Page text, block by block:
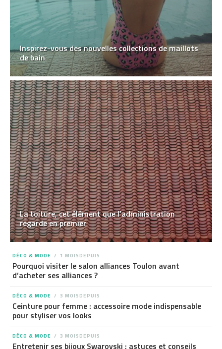
Inspirez-vous des nouvelles collections de maillots
de bain
La toiture, cet élément que l’administration
regarde en premier
DÉCO & MODE 1 MOISDEPUIS
Pourquoi visiter le salon alliances Toulon avant
d’acheter ses alliances ?
DÉCO & MODE 3 MOISDEPUIS
Ceinture pour femme : accessoire mode indispensable
pour styliser vos looks
DÉCO & MODE 3 MOISDEPUIS
Entretenir ses bijoux Swarovski : astuces et conseils